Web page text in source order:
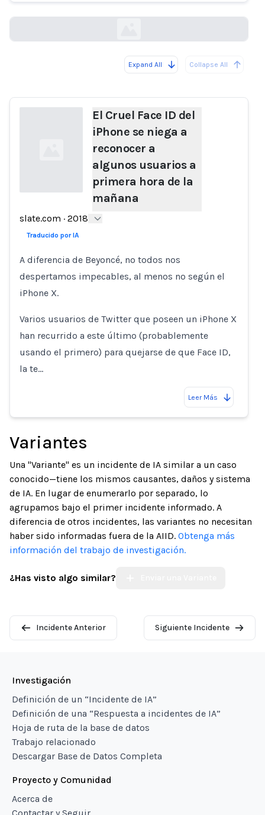
Expand All Collapse All
Loading...
El Cruel Face ID del
iPhone se niega a
reconocer a
algunos usuarios a
primera hora de la
mañana
slate.com · 2018
Traducido por IA
A diferencia de Beyoncé, no todos nos
despertamos impecables, al menos no según el
iPhone X.
Varios usuarios de Twitter que poseen un iPhone X
han recurrido a este último (probablemente
usando el primero) para quejarse de que Face ID,
la te…
Leer Más
Variantes
Una "Variante" es un incidente de IA similar a un caso
conocido—tiene los mismos causantes, daños y sistema
de IA. En lugar de enumerarlo por separado, lo
agrupamos bajo el primer incidente informado. A
diferencia de otros incidentes, las variantes no necesitan
haber sido informadas fuera de la AIID. Obtenga más
información del trabajo de investigación.
¿Has visto algo similar?
Incidente Anterior Siguiente Incidente
Investigación
Definición de un “Incidente de IA”
Definición de una “Respuesta a incidentes de IA”
Hoja de ruta de la base de datos
Trabajo relacionado
Descargar Base de Datos Completa
Proyecto y Comunidad
Acerca de